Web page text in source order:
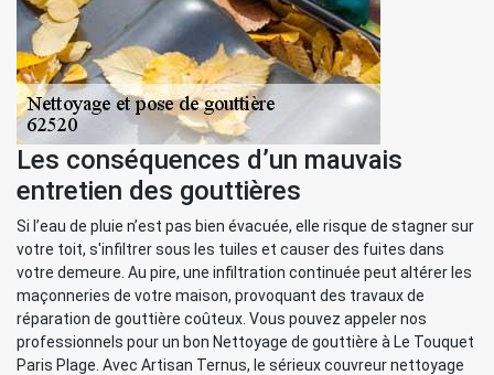
Les conséquences d’un mauvais
entretien des gouttières
Si l’eau de pluie n’est pas bien évacuée, elle risque de stagner sur
votre toit, s'infiltrer sous les tuiles et causer des fuites dans
votre demeure. Au pire, une infiltration continuée peut altérer les
maçonneries de votre maison, provoquant des travaux de
réparation de gouttière coûteux. Vous pouvez appeler nos
professionnels pour un bon Nettoyage de gouttière à Le Touquet
Paris Plage. Avec Artisan Ternus, le sérieux couvreur nettoyage